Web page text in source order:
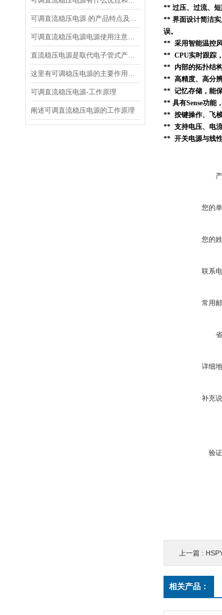
可调直流稳压电源-工作原理
阐述可调直流稳压电源的工作原理
** 过压、过流、
** 界面设计简洁
误。
** 采用智能温控
** CPU实时跟踪
** 内部的拓扑结
** 高精度、高分
** 记忆存储，能
** 具有Sense功能
** 按键操作、飞
** 支持电压、电
** 开关电源与线
您的
您的
联系
常用
详细
补充
验
上一篇 :
相关产品：